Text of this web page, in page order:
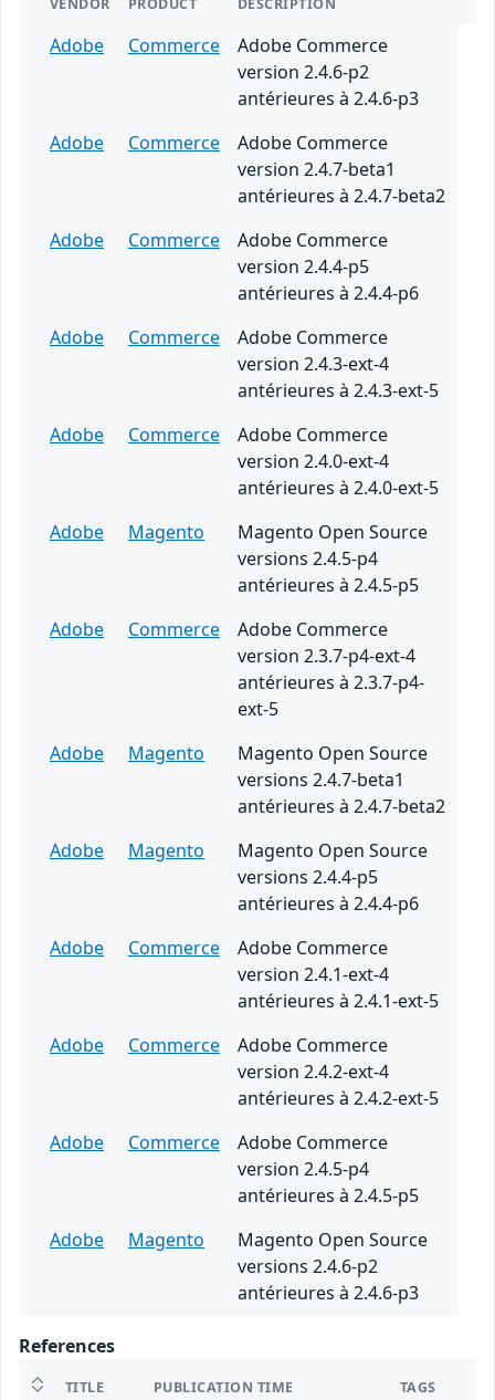
VENDOR PRODUCT DESCRIPTION
Adobe Commerce
Adobe Commerce
version 2.4.6-p2
antérieures à 2.4.6-p3
Adobe
Commerce
Adobe Commerce
version 2.4.7-beta1
antérieures à 2.4.7-beta2
Adobe
Commerce
Adobe Commerce
version 2.4.4-p5
antérieures à 2.4.4-p6
Adobe
Commerce
Adobe Commerce
version 2.4.3-ext-4
antérieures à 2.4.3-ext-5
Adobe
Commerce
Adobe Commerce
version 2.4.0-ext-4
antérieures à 2.4.0-ext-5
Adobe
Magento
Magento Open Source
versions 2.4.5-p4
antérieures à 2.4.5-p5
Adobe
Commerce
Adobe Commerce
version 2.3.7-p4-ext-4
antérieures à 2.3.7-p4-
ext-5
Adobe
Magento
Magento Open Source
versions 2.4.7-beta1
antérieures à 2.4.7-beta2
Adobe
Magento
Magento Open Source
versions 2.4.4-p5
antérieures à 2.4.4-p6
Adobe
Commerce
Adobe Commerce
version 2.4.1-ext-4
antérieures à 2.4.1-ext-5
Adobe
Commerce
Adobe Commerce
version 2.4.2-ext-4
antérieures à 2.4.2-ext-5
Adobe
Commerce
Adobe Commerce
version 2.4.5-p4
antérieures à 2.4.5-p5
Adobe
Magento
Magento Open Source
versions 2.4.6-p2
antérieures à 2.4.6-p3
References
TITLE PUBLICATION TIME TAGS